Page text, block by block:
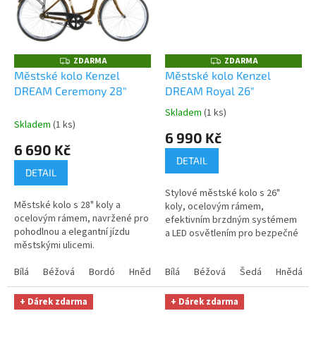
Z
D
A
R
ZDARMA
Městské kolo Kenzel
DREAM Ceremony 28"
Skladem (1 ks)
6 690 Kč
DETAIL
Městské kolo s 28" koly a
ocelovým rámem, navržené pro
pohodlnou a elegantní jízdu
městskými ulicemi.
Bílá
Béžová Bordó Hnědá
Z
D
A
R
M
A
ZDARMA
Městské kolo Kenzel
DREAM Royal 26"
Průměrné
produktu
5,0
5
hvězdiček.
Skladem (1 ks)
6 990 Kč
DETAIL
Stylové městské kolo s 26"
koly, ocelovým rámem,
efektivním brzdným systémem
a LED osvětlením pro bezpečné
Bílá
Béžová Šedá Hnědá
+ Dárek zdarma + Dárek zdarma